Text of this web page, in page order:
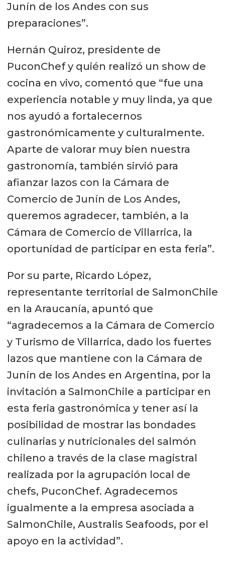
Junín de los Andes con sus
preparaciones”.
Hernán Quiroz, presidente de
PuconChef y quién realizó un show de
cocina en vivo, comentó que “fue una
experiencia notable y muy linda, ya que
nos ayudó a fortalecernos
gastronómicamente y culturalmente.
Aparte de valorar muy bien nuestra
gastronomía, también sirvió para
afianzar lazos con la Cámara de
Comercio de Junín de Los Andes,
queremos agradecer, también, a la
Cámara de Comercio de Villarrica, la
oportunidad de participar en esta feria”.
Por su parte, Ricardo López,
representante territorial de SalmonChile
en la Araucanía, apuntó que
“agradecemos a la Cámara de Comercio
y Turismo de Villarrica, dado los fuertes
lazos que mantiene con la Cámara de
Junín de los Andes en Argentina, por la
invitación a SalmonChile a participar en
esta feria gastronómica y tener así la
posibilidad de mostrar las bondades
culinarias y nutricionales del salmón
chileno a través de la clase magistral
realizada por la agrupación local de
chefs, PuconChef. Agradecemos
igualmente a la empresa asociada a
SalmonChile, Australis Seafoods, por el
apoyo en la actividad”.